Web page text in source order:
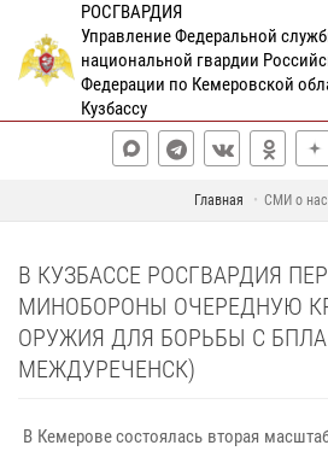
РОСГВАРДИЯ
Управление Федеральной
национальной гвардии
Федерации по Кемеровской
Кузбассу
Главная СМИ о нас
В КУЗБАССЕ РОСГВАРДИЯ
МИНОБОРОНЫ ОЧЕРЕДНУЮ
ОРУЖИЯ ДЛЯ БОРЬБЫ С БПЛА
МЕЖДУРЕЧЕНСК)
В Кемерове состоялась вторая